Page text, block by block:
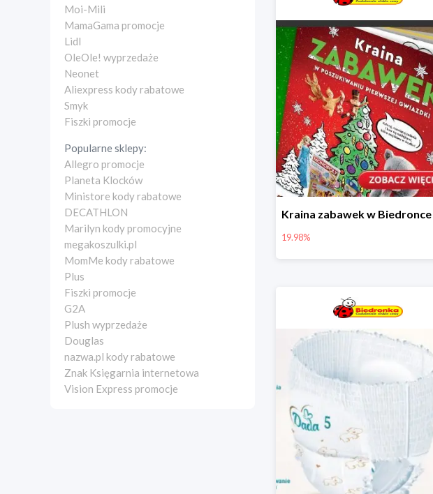
Moi-Mili
MamaGama promocje
Lidl
OleOle! wyprzedaże
Neonet
Aliexpress kody rabatowe
Smyk
Fiszki promocje
Popularne sklepy:
Allegro promocje
Planeta Klocków
Ministore kody rabatowe
DECATHLON
Marilyn kody promocyjne
megakoszulki.pl
MomMe kody rabatowe
Plus
Fiszki promocje
G2A
Plush wyprzedaże
Douglas
nazwa.pl kody rabatowe
Znak Księgarnia internetowa
Vision Express promocje
19.98%